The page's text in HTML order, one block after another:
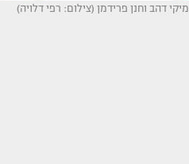
מיקי דהב וחנן פרידמן (צילום: רפי דלויה)